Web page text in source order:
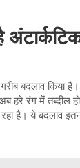
बदलाव किया
रंग में तब्दील
है। ये बदलाव